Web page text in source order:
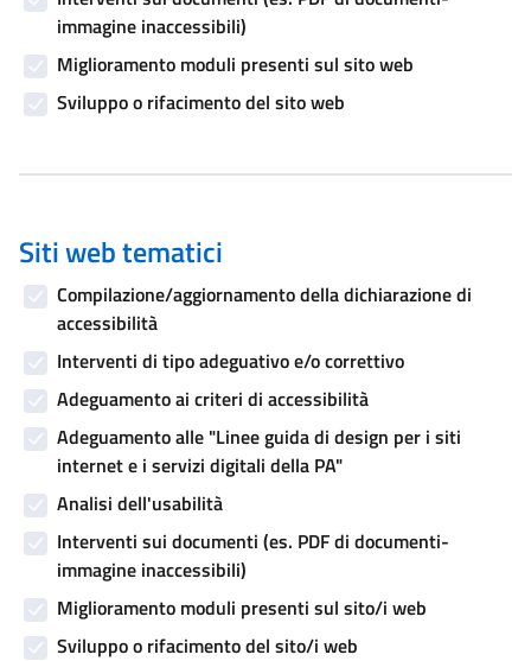
immagine inaccessibili)
Miglioramento moduli presenti sul sito web
Sviluppo o rifacimento del sito web
Siti web tematici
Compilazione/aggiornamento della dichiarazione di
accessibilità
Interventi di tipo adeguativo e/o correttivo
Adeguamento ai criteri di accessibilità
Adeguamento alle "Linee guida di design per i siti
internet e i servizi digitali della PA"
Analisi dell'usabilità
Interventi sui documenti (es. PDF di documenti-
immagine inaccessibili)
Miglioramento moduli presenti sul sito/i web
Sviluppo o rifacimento del sito/i web